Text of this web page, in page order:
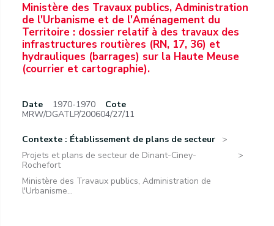
Ministère des Travaux publics, Administration
de l'Urbanisme et de l'Aménagement du
Territoire : dossier relatif à des travaux des
infrastructures routières (RN, 17, 36) et
hydrauliques (barrages) sur la Haute Meuse
(courrier et cartographie).
Date 1970-1970
Cote
MRW/DGATLP/200604/27/11
Contexte : Établissement de plans de secteur
Projets et plans de secteur de Dinant-Ciney-
Rochefort
Ministère des Travaux publics, Administration de
l'Urbanisme...